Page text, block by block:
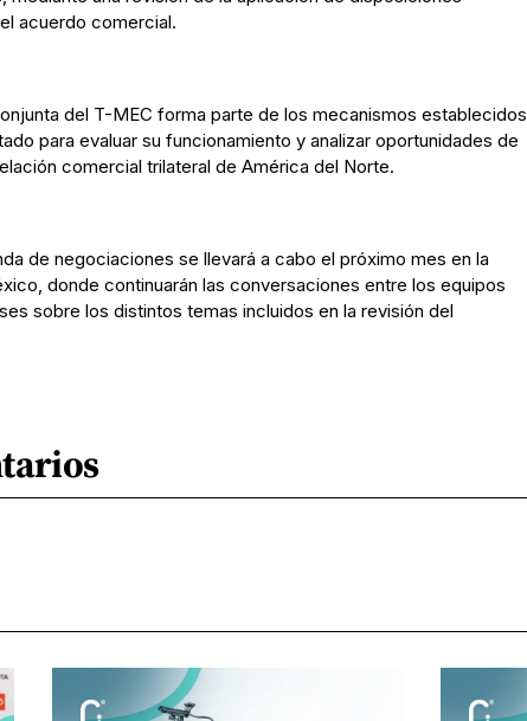
acuerdo comercial.
del T-MEC forma parte de los mecanismos establecidos
para evaluar su funcionamiento y analizar oportunidades de
comercial trilateral de América del Norte.
de negociaciones se llevará a cabo el próximo mes en la
donde continuarán las conversaciones entre los equipos
sobre los distintos temas incluidos en la revisión del